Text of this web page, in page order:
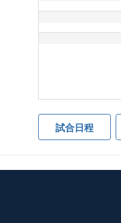
試合日程